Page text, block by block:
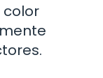
color